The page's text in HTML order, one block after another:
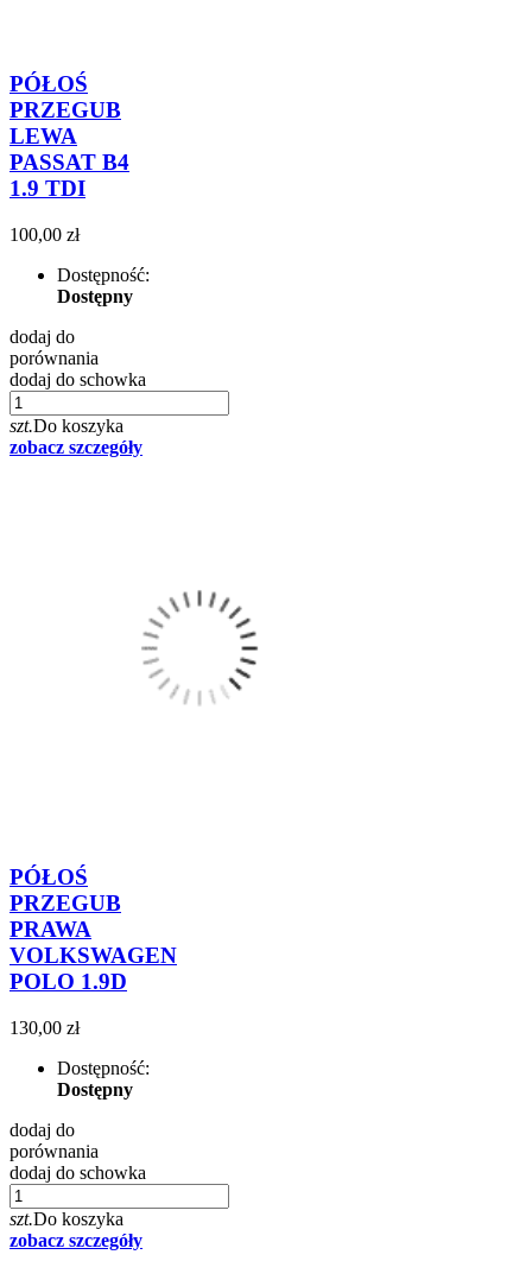
PÓŁOŚ
PRZEGUB
LEWA
PASSAT B4
1.9 TDI
100,00 zł
Dostępność:
Dostępny
dodaj do
porównania
dodaj do schowka
szt.Do koszyka
zobacz szczegóły
PÓŁOŚ
PRZEGUB
PRAWA
VOLKSWAGEN
POLO 1.9D
130,00 zł
Dostępność:
Dostępny
dodaj do
porównania
dodaj do schowka
szt.Do koszyka
zobacz szczegóły